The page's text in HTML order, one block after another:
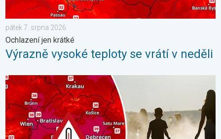
pátek 7. srpna 2026
Ochlazení jen krátké
Výrazně vysoké teploty se vrátí v neděli
Extrémní teploty ve východní Evropě. Přes 40 stupňů. . . úterý